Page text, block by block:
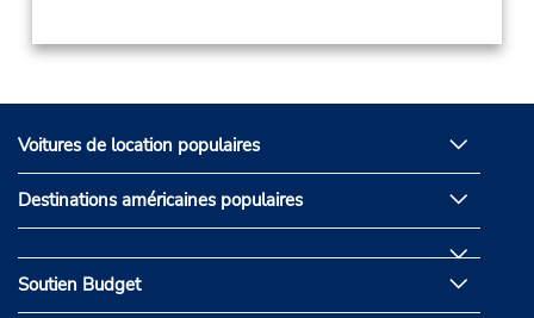
Voitures de location populaires
Destinations américaines populaires
Soutien Budget